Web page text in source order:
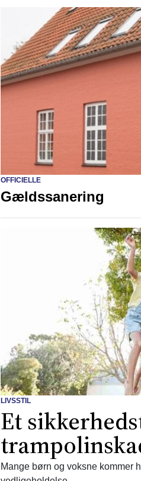
OFFICIELLE
Gældssanering
LIVSSTIL
Et
Mange børn og voksne kommer